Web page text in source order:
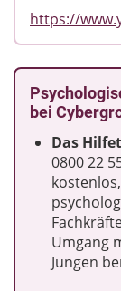
https://
bei
Das
0800 22
Umgang
Jungen